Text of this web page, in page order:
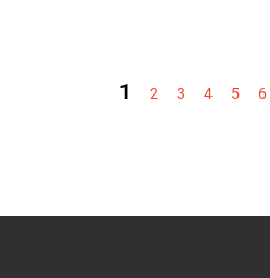
1 2 3 4 5 6